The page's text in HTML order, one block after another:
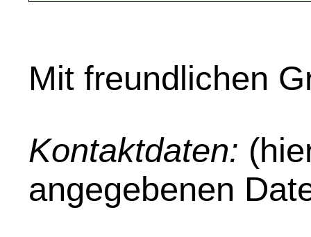
Mit freundlichen
Kontaktdaten:
angegebenen